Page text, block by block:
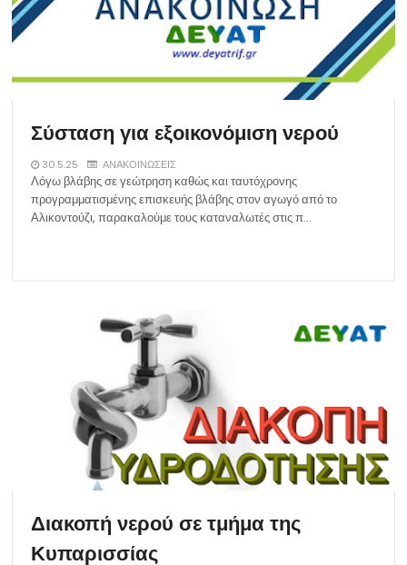
Σύσταση για εξοικονόμιση νερού
30.5.25 ΑΝΑΚΟΙΝΩΣΕΙΣ
Λόγω βλάβης σε γεώτρηση καθώς και ταυτόχρονης
προγραμματισμένης επισκευής βλάβης στον αγωγό από το
Αλικοντούζι, παρακαλούμε τους καταναλωτές στις π…
Διακοπή νερού σε τμήμα της
Κυπαρισσίας